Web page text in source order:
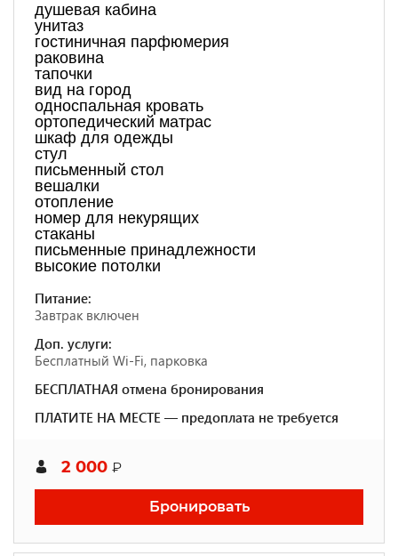
душевая кабина
унитаз
гостиничная парфюмерия
раковина
тапочки
вид на город
односпальная кровать
ортопедический матрас
шкаф для одежды
стул
письменный стол
вешалки
отопление
номер для некурящих
стаканы
письменные принадлежности
высокие потолки
Питание:
Завтрак включен
Доп. услуги:
Бесплатный Wi-Fi, парковка
БЕСПЛАТНАЯ отмена бронирования
ПЛАТИТЕ НА МЕСТЕ — предоплата не требуется
2 000 ₽
Бронировать